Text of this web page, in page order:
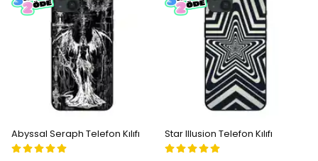
Abyssal Seraph Telefon Kılıfı Star Illusion Telefon Kılıfı